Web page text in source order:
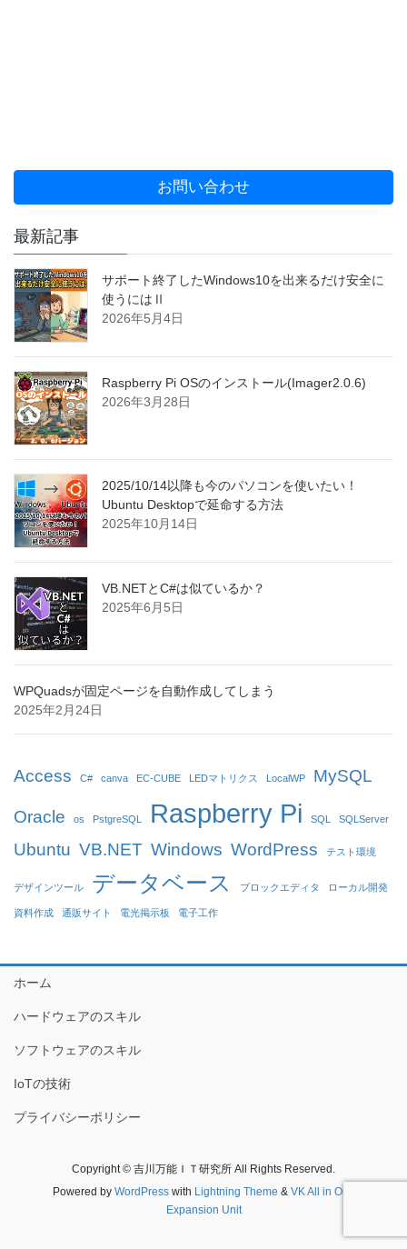
お問い合わせ
最新記事
サポート終了したWindows10を出来るだけ安全に
使うにはⅡ
2026年5月4日
Raspberry Pi OSのインストール(Imager2.0.6)
2026年3月28日
2025/10/14以降も今のパソコンを使いたい！
Ubuntu Desktopで延命する方法
2025年10月14日
VB.NETとC#は似ているか？
2025年6月5日
WPQuadsが固定ページを自動作成してしまう
2025年2月24日
Access C# canva EC-CUBE LEDマトリクス LocalWP MySQL
Oracle os PstgreSQL Raspberry Pi SQL SQLServer
Ubuntu VB.NET Windows WordPress テスト環境
デザインツール データベース ブロックエディタ ローカル開発
資料作成 通販サイト 電光掲示板 電子工作
ホーム
ハードウェアのスキル
ソフトウェアのスキル
IoTの技術
プライバシーポリシー
Copyright © 吉川万能ＩＴ研究所 All Rights Reserved.
Powered by WordPresswith Lightning Theme & VK All in One
Expansion Unit